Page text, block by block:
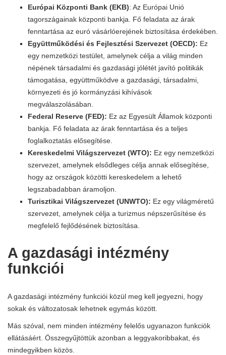
Európai Központi Bank (EKB): Az Európai Unió
tagországainak központi bankja. Fő feladata az árak
fenntartása az euró vásárlóerejének biztosítása érdekében.
Együttműködési és Fejlesztési Szervezet (OECD): Ez
egy nemzetközi testület, amelynek célja a világ minden
népének társadalmi és gazdasági jólétét javító politikák
támogatása, együttműködve a gazdasági, társadalmi,
környezeti és jó kormányzási kihívások
megválaszolásában.
Federal Reserve (FED): Ez az Egyesült Államok központi
bankja. Fő feladata az árak fenntartása és a teljes
foglalkoztatás elősegítése.
Kereskedelmi Világszervezet (WTO): Ez egy nemzetközi
szervezet, amelynek elsődleges célja annak elősegítése,
hogy az országok közötti kereskedelem a lehető
legszabadabban áramoljon.
Turisztikai Világszervezet (UNWTO): Ez egy világméretű
szervezet, amelynek célja a turizmus népszerűsítése és
megfelelő fejlődésének biztosítása.
A gazdasági intézmény
funkciói
A gazdasági intézmény funkciói közül meg kell jegyezni, hogy
sokak és változatosak lehetnek egymás között.
Más szóval, nem minden intézmény felelős ugyanazon funkciók
ellátásáért. Összegyűjtöttük azonban a leggyakoribbakat, és
mindegyikben közös.